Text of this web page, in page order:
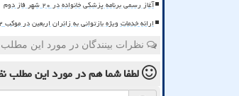
آغاز رسمی برنامه پزشکی خانواده در ۲۰ شهر فاز دوم
ارائه خدمات ویژه بازتوانی به زائران اربعین در موکب ۱۰۹۲
نظرات بینندگان در مورد این مطلب
لطفا شما همدر مورد این مطلب